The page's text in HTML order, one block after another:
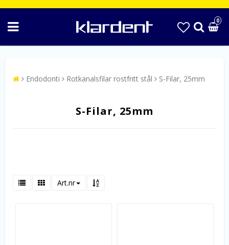
0
Endodonti Rotkanalsfilar rostfritt stål S-Filar, 25mm
S-Filar, 25mm
Art.nr